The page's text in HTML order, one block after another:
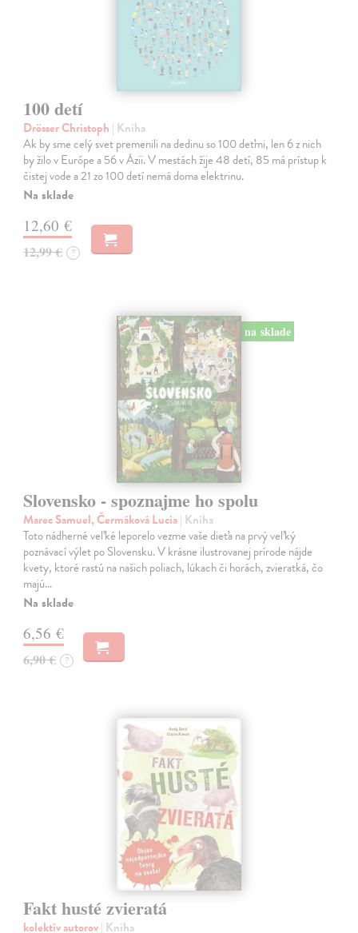
100 detí
Drösser Christoph | Kniha
Ak by sme celý svet premenili na dedinu so 100 deťmi, len 6 z nich
by žilo v Európe a 56 v Ázii. V mestách žije 48 detí, 85 má prístup k
čistej vode a 21 zo 100 detí nemá doma elektrinu.
Na sklade
12,60 €
12,99 € ?
na sklade
Slovensko - spoznajme ho spolu
Marec Samuel, Čermáková Lucia| Kniha
Toto nádherné veľké leporelo vezme vaše dieťa na prvý veľký
poznávací výlet po Slovensku. V krásne ilustrovanej prírode nájde
kvety, ktoré rastú na našich poliach, lúkach či horách, zvieratká, čo
majú…
Na sklade
6,56 €
6,90 € ?
Fakt husté zvieratá
kolektív autorov| Kniha